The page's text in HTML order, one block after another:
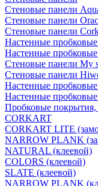
Стеновые панели
Стеновые панели
Стеновые панели
Настенные
Настенные
Стеновые панели My
Стеновые панели
Настенные
Настенные
Пробковые покрытия,
CORKART
CORKART LITE
NARROW PLANK
NATURAL (клеевой)
COLORS (клеевой)
SLATE (клеевой)
NARROW PLANK